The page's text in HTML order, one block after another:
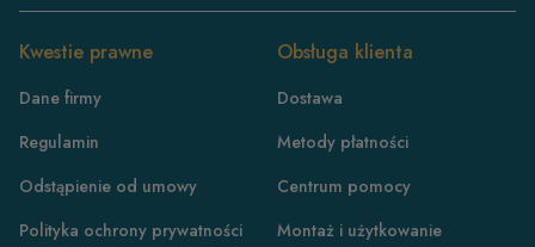
Kwestie prawne
Dane firmy
Regulamin
Odstąpienie od umowy
Polityka ochrony prywatności
Obsługa klienta
Dostawa
Metody płatności
Centrum pomocy
Montaż i użytkowanie